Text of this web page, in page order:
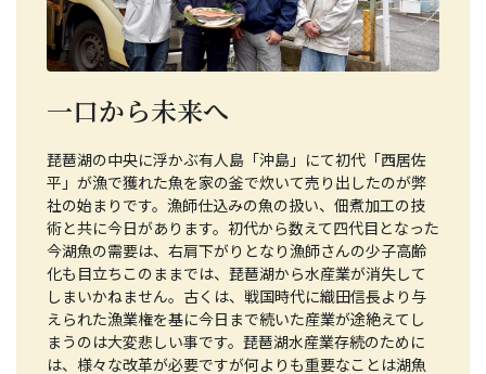
一口から未来へ
琵琶湖の中央に浮かぶ有人島「沖島」にて初代「西居佐
平」が漁で獲れた魚を家の釜で炊いて売り出したのが弊
社の始まりです。漁師仕込みの魚の扱い、佃煮加工の技
術と共に今日があります。初代から数えて四代目となった
今湖魚の需要は、右肩下がりとなり漁師さんの少子高齢
化も目立ちこのままでは、琵琶湖から水産業が消失して
しまいかねません。古くは、戦国時代に織田信長より与
えられた漁業権を基に今日まで続いた産業が途絶えてし
まうのは大変悲しい事です。琵琶湖水産業存続のために
は、様々な改革が必要ですが何よりも重要なことは湖魚